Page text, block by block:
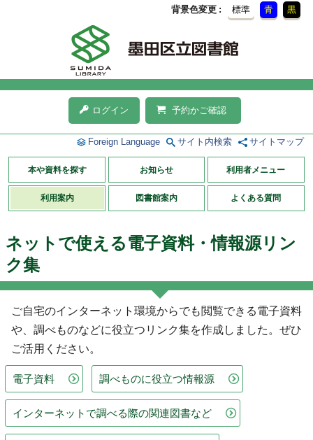
背景色変更 標準 青 黒
ログイン 予約かご確認
Foreign Language サイト内検索 サイトマップ
本や資料を探す お知らせ 利用者メニュー
利用案内 図書館案内 よくある質問
ネットで使える電子資料・情報源リン
ク集
ご自宅のインターネット環境からでも閲覧できる電子資料
や、調べものなどに役立つリンク集を作成しました。ぜひ
ご活用ください。
電子資料 調べものに役立つ情報源
インターネットで調べる際の関連図書など